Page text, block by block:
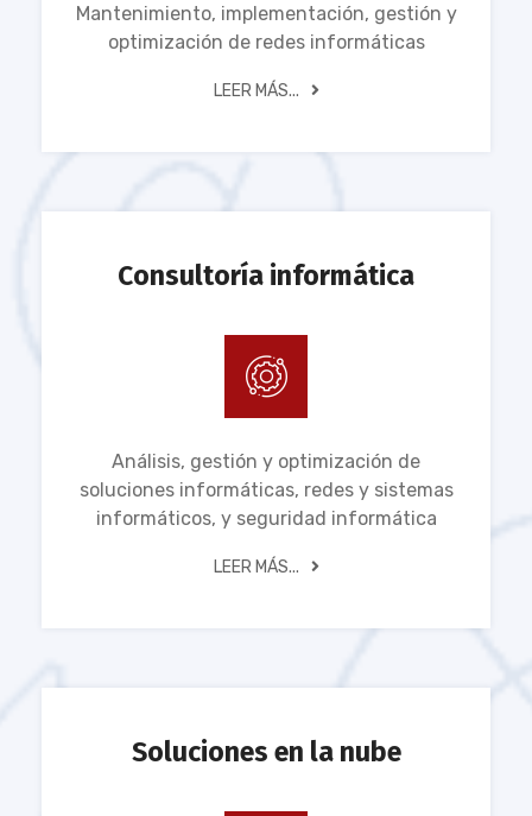
Mantenimiento, implementación, gestión y
optimización de redes informáticas
LEER MÁS...
Consultoría informática
Análisis, gestión y optimización de
soluciones informáticas, redes y sistemas
informáticos, y seguridad informática
LEER MÁS...
Soluciones en la nube